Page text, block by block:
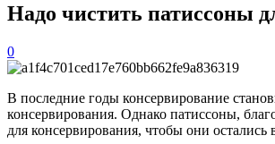
Надо чистить патиссоны
0
В последние годы консервирование
консервирования. Однако патиссоны,
для консервирования, чтобы они